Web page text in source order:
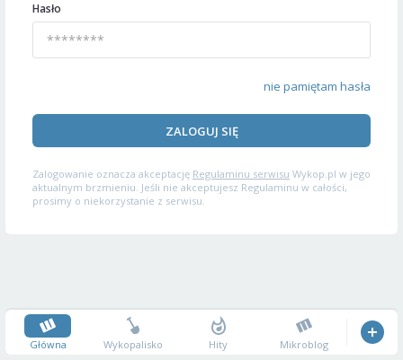
Hasło
nie pamiętam hasła
ZALOGUJ SIĘ
Zalogowanie oznacza akceptację Regulaminu serwisu Wykop.pl w jego
aktualnym brzmieniu. Jeśli nie akceptujesz Regulaminu w całości,
prosimy o niekorzystanie z serwisu.
Główna Wykopalisko Hity Mikroblog